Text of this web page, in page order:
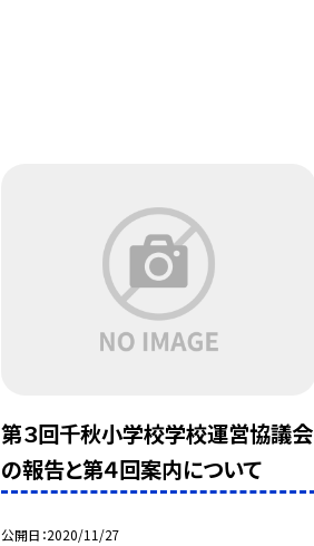
第３回千秋小学校学校運営協議会
の報告と第４回案内について
公開日 2020/11/27